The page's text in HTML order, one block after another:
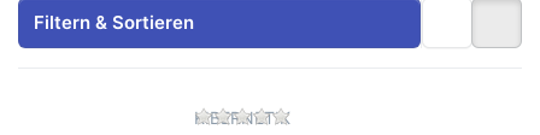
Filtern & Sortieren
KIBERNETIKZu diesem Produkt liegen